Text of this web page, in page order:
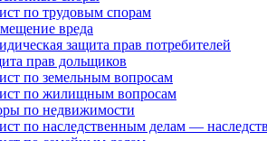
по трудовым спорам
вреда
защита прав потребителей
прав дольщиков
по земельным вопросам
по жилищным вопросам
по недвижимости
по наследственным делам —